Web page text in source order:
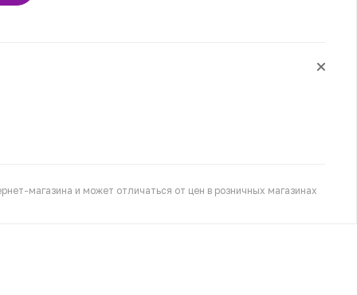
магазина и может отличаться от цен в розничных магазинах